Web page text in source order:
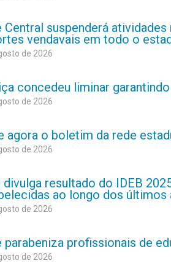
Central suspenderá
vendavais em todo o
de 2026
concedeu liminar
de 2026
agora o boletim da rede
de 2026
divulga resultado do IDEB
ao longo dos últimos
de 2026
parabeniza profissionais de
de 2026